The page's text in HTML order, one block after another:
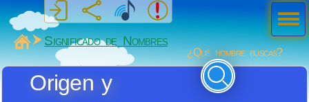
MiSabueso
Significado de Nombres
¿Qué nombre buscas?
Origen y
Men
ú